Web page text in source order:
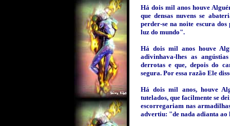
Há dois mil anos houve
que densas nuvens se
perder-se na noite escura
luz do mundo".
Há dois mil anos houve
adivinhava-lhes as
derrotas e que, depois do
segura. Por essa razão Ele
Há dois mil anos, houve
tutelados, que facilmente se
escorregariam nas
advertiu: "de nada adianta ao